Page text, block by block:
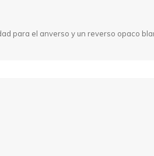
para el anverso y un reverso opaco